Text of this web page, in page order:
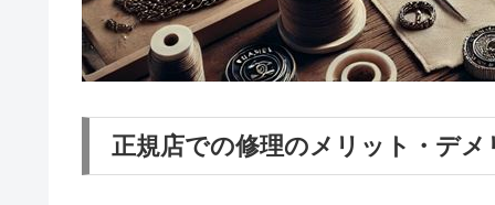
正規店での修理のメリット・デメ